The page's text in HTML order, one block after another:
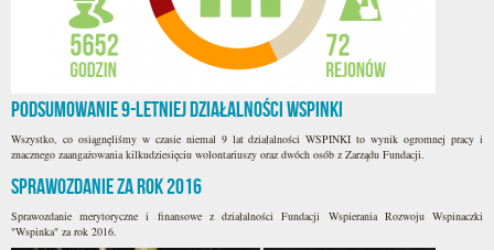
Podsumowanie 9-letniej działalności WSPINKI
Wszystko, co osiągnęliśmy w czasie niemal 9 lat działalności WSPINKI to wynik ogromnej pracy i
znacznego zaangażowania kilkudziesięciu wolontariuszy oraz dwóch osób z Zarządu Fundacji.
Sprawozdanie za rok 2016
Sprawozdanie merytoryczne i finansowe z działalności Fundacji Wspierania Rozwoju Wspinaczki
"Wspinka" za rok 2016.